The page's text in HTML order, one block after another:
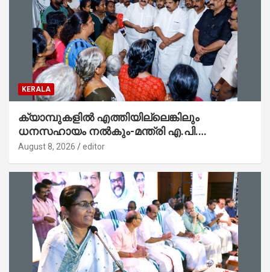
KERALA
ക്യാമ്പുകളിൽ എത്തിയില്ലെങ്കിലും
ധനസഹായം നൽകും-മന്ത്രി എ.പി.
അനിൽകുമാർ
August 8, 2026 editor